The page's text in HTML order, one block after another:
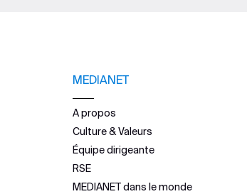
MEDIANET
A propos
Culture & Valeurs
Équipe dirigeante
RSE
MEDIANET dans le monde